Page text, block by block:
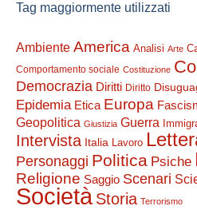
Tag maggiormente utilizzati
Ambiente America Analisi Arte
Comportamento sociale Costituzione
Democrazia Diritti Diritto
Epidemia Etica Europa
Geopolitica Giustizia Guerra
Intervista Italia Lavoro
Personaggi Politica Psiche
Religione Saggio Scenari
Società Storia Terrorismo